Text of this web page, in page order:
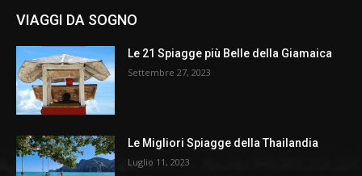
VIAGGI DA SOGNO
Le 21 Spiagge più Belle della Giamaica
Settembre 27, 2023
Le Migliori Spiagge della Thailandia
Luglio 11, 2023